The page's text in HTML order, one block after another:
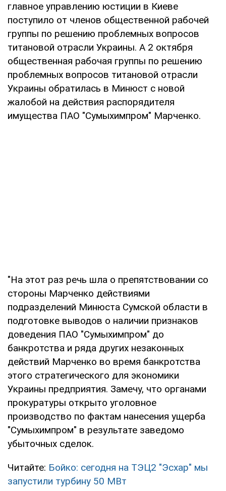
главное управлению юстиции в Киеве
поступило от членов общественной рабочей
группы по решению проблемных вопросов
титановой отрасли Украины. А 2 октября
общественная рабочая группы по решению
проблемных вопросов титановой отрасли
Украины обратилась в Минюст с новой
жалобой на действия распорядителя
имущества ПАО "Сумыхимпром" Марченко.
"На этот раз речь шла о препятствовании со
стороны Марченко действиями
подразделений Минюста Сумской области в
подготовке выводов о наличии признаков
доведения ПАО "Сумыхимпром" до
банкротства и ряда других незаконных
действий Марченко во время банкротства
этого стратегического для экономики
Украины предприятия. Замечу, что органами
прокуратуры открыто уголовное
производство по фактам нанесения ущерба
"Сумыхимпром" в результате заведомо
убыточных сделок.
Читайте: Бойко: сегодня на ТЭЦ2 "Эсхар" мы
запустили турбину 50 МВт